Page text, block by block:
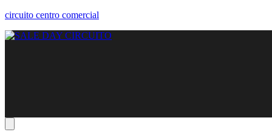
circuito centro comercial